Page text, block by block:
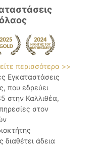
περισσότερα >>
Εγκαταστάσεις
που εδρεύει
στην Καλλιθέα,
στον
άδεια